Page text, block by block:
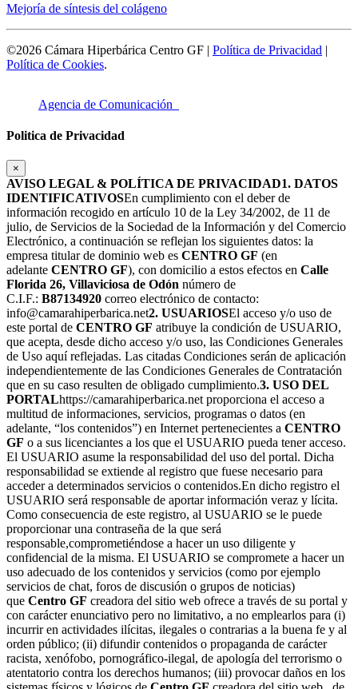
Mejoría de síntesis del colágeno
©2026 Cámara Hiperbárica Centro GF | Política de Privacidad |
Política de Cookies.
Agencia de Comunicación
Politica de Privacidad
×
AVISO LEGAL & POLÍTICA DE PRIVACIDAD1. DATOS
IDENTIFICATIVOSEn cumplimiento con el deber de
información recogido en artículo 10 de la Ley 34/2002, de 11 de
julio, de Servicios de la Sociedad de la Información y del Comercio
Electrónico, a continuación se reflejan los siguientes datos: la
empresa titular de dominio web es CENTRO GF (en
adelante CENTRO GF), con domicilio a estos efectos en Calle
Florida 26, Villaviciosa de Odón número de
C.I.F.: B87134920 correo electrónico de contacto:
info@camarahiperbarica.net2. USUARIOSEl acceso y/o uso de
este portal de CENTRO GF atribuye la condición de USUARIO,
que acepta, desde dicho acceso y/o uso, las Condiciones Generales
de Uso aquí reflejadas. Las citadas Condiciones serán de aplicación
independientemente de las Condiciones Generales de Contratación
que en su caso resulten de obligado cumplimiento.3. USO DEL
PORTALhttps://camarahiperbarica.net proporciona el acceso a
multitud de informaciones, servicios, programas o datos (en
adelante, “los contenidos”) en Internet pertenecientes a CENTRO
GF o a sus licenciantes a los que el USUARIO pueda tener acceso.
El USUARIO asume la responsabilidad del uso del portal. Dicha
responsabilidad se extiende al registro que fuese necesario para
acceder a determinados servicios o contenidos.En dicho registro el
USUARIO será responsable de aportar información veraz y lícita.
Como consecuencia de este registro, al USUARIO se le puede
proporcionar una contraseña de la que será
responsable,comprometiéndose a hacer un uso diligente y
confidencial de la misma. El USUARIO se compromete a hacer un
uso adecuado de los contenidos y servicios (como por ejemplo
servicios de chat, foros de discusión o grupos de noticias)
que Centro GF creadora del sitio web ofrece a través de su portal y
con carácter enunciativo pero no limitativo, a no emplearlos para (i)
incurrir en actividades ilícitas, ilegales o contrarias a la buena fe y al
orden público; (ii) difundir contenidos o propaganda de carácter
racista, xenófobo, pornográfico-ilegal, de apología del terrorismo o
atentatorio contra los derechos humanos; (iii) provocar daños en los